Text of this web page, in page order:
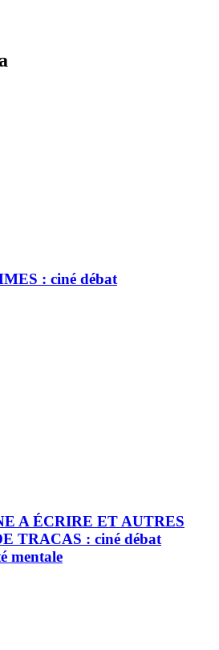
: ciné débat
A ÉCRIRE ET AUTRES
TRACAS : ciné débat
mentale